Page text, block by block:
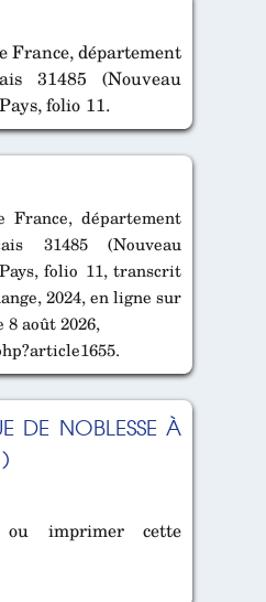
France, département
31485 (Nouveau
folio 11.
France, département
31485 (Nouveau
folio 11, transcrit
2024, en ligne sur
août 2026,
DE NOBLESSE À
ou imprimer cette